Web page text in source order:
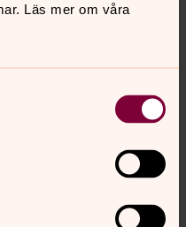
Läs mer om våra